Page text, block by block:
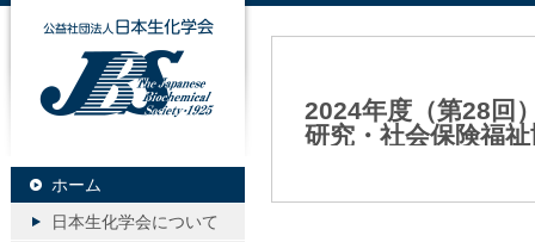
2024年度（第28回
研究・社会保険福
公益社団法人日本生化学会
ホーム
日本生化学会について